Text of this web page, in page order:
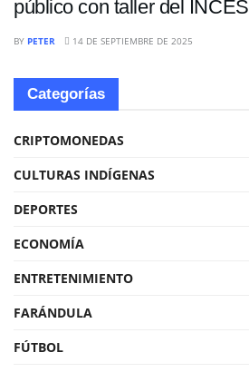
público con taller del INCES
BY PETER 14 DE SEPTIEMBRE DE 2025
Categorías
CRIPTOMONEDAS
CULTURAS INDÍGENAS
DEPORTES
ECONOMÍA
ENTRETENIMIENTO
FARÁNDULA
FÚTBOL